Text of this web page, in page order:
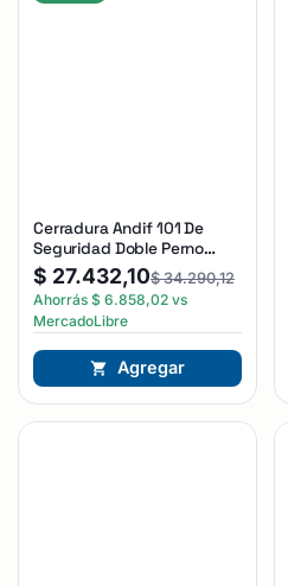
Cerradura Andif 101 De
Seguridad Doble Perno
Reforzada Plateado
$ 27.432,10$34.290,12
Ahorrás $ 6.858,02 vs
MercadoLibre
Agregar